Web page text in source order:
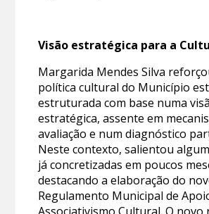
Visão estratégica para a
Margarida Mendes Silva
política cultural do Município
estruturada com base numa
estratégica, assente em
avaliação e num diagnóstico
Neste contexto, salientou
já concretizadas em poucos
destacando a elaboração do
Regulamento Municipal de